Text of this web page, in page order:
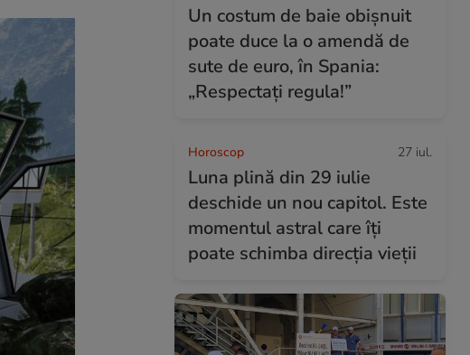
Un costum de baie obișnuit
poate duce la o amendă de
sute de euro, în Spania:
„Respectați regula!”
Horoscop 27 iul.
Luna plină din 29 iulie
deschide un nou capitol. Este
momentul astral care îți
poate schimba direcția vieții